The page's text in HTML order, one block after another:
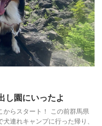
し園にいったよ
からスタート！ この前群馬県
連れキャンプに行った帰り、